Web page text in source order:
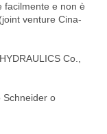
facilmente e non è
venture Cina-
Co.,
Schneider o